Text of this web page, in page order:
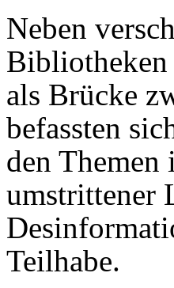
Neben
Bibliotheken
als Brücke
befassten
den
umstrittener
Teilhabe.